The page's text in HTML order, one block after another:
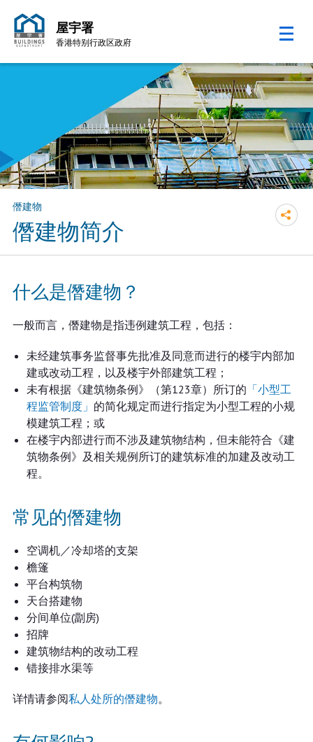
屋宇署
香港特别行政区政府
僭建物
僭建物简介
什么是僭建物？
一般而言，僭建物是指违例建筑工程，包括：
未经建筑事务监督事先批准及同意而进行的楼宇内部加
建或改动工程，以及楼宇外部建筑工程；
未有根据《建筑物条例》（第123章）所订的 「小型工
程监管制度」 的简化规定而进行指定为小型工程的小规
模建筑工程；或
在楼宇内部进行而不涉及建筑物结构，但未能符合《建
筑物条例》及相关规例所订的建筑标准的加建及改动工
程。
常见的僭建物
空调机／冷却塔的支架
檐篷
平台构筑物
天台搭建物
分间单位(劏房)
招牌
建筑物结构的改动工程
错接排水渠等
详情请参阅私人处所的僭建物。